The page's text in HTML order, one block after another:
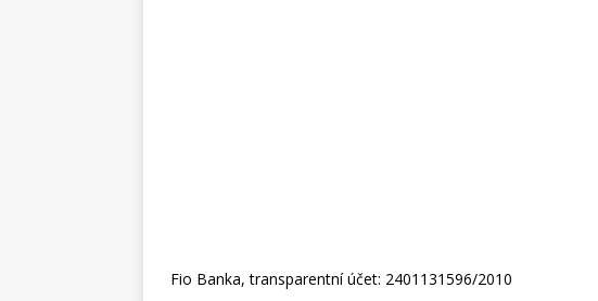
Fio Banka, transparentní účet: 2401131596/2010